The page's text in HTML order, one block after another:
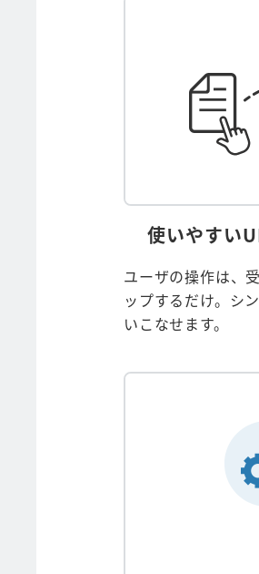
使いやすい
ユーザの操作は、
ップするだけ。シ
いこなせます。